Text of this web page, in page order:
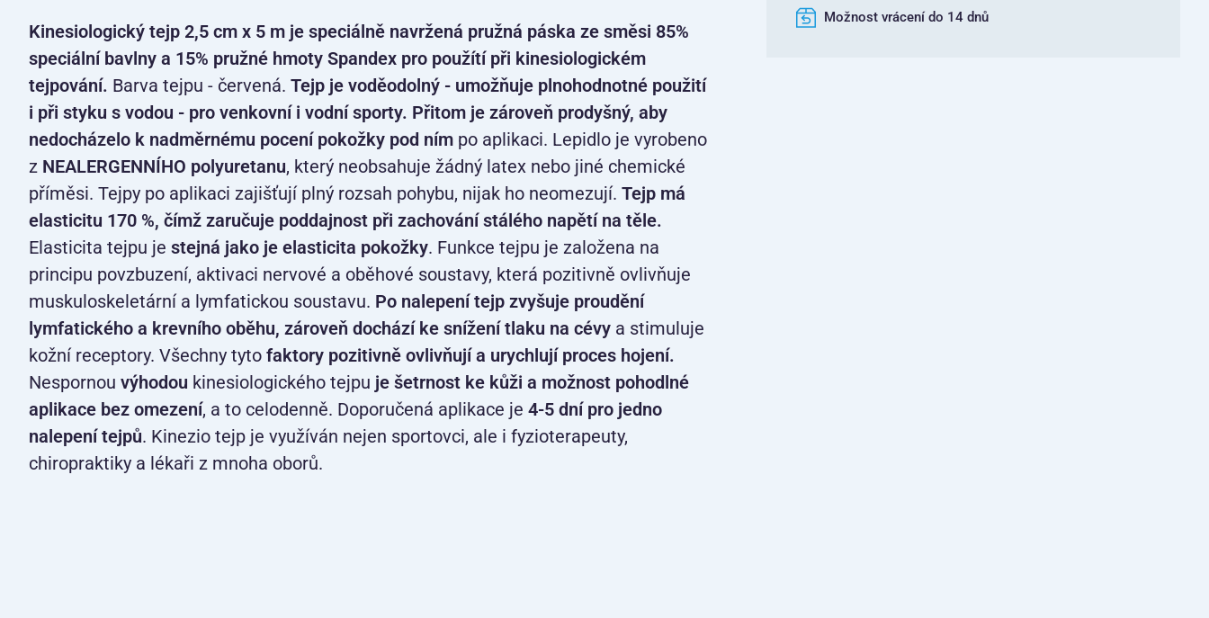
Možnost vrácení do 14 dnů
Kinesiologický tejp 2,5 cm x 5 m je speciálně navržená pružná páska ze směsi 85%
speciální bavlny a 15% pružné hmoty Spandex pro použítí při kinesiologickém
tejpování. Barva tejpu - červená. Tejp je voděodolný - umožňuje plnohodnotné použití
i při styku s vodou - pro venkovní i vodní sporty. Přitom je zároveň prodyšný, aby
nedocházelo k nadměrnému pocení pokožky pod ním po aplikaci. Lepidlo je vyrobeno
z NEALERGENNÍHO polyuretanu, který neobsahuje žádný latex nebo jiné chemické
příměsi. Tejpy po aplikaci zajišťují plný rozsah pohybu, nijak ho neomezují. Tejp má
elasticitu 170 %, čímž zaručuje poddajnost při zachování stálého napětí na těle.
Elasticita tejpu je stejná jako je elasticita pokožky. Funkce tejpu je založena na
principu povzbuzení, aktivaci nervové a oběhové soustavy, která pozitivně ovlivňuje
muskuloskeletární a lymfatickou soustavu. Po nalepení tejp zvyšuje proudění
lymfatického a krevního oběhu, zároveň dochází ke snížení tlaku na cévy a stimuluje
kožní receptory. Všechny tyto faktory pozitivně ovlivňují a urychlují proces hojení.
Nespornou výhodou kinesiologického tejpu je šetrnost ke kůži a možnost pohodlné
aplikace bez omezení, a to celodenně. Doporučená aplikace je 4-5 dní pro jedno
nalepení tejpů. Kinezio tejp je využíván nejen sportovci, ale i fyzioterapeuty,
chiropraktiky a lékaři z mnoha oborů.